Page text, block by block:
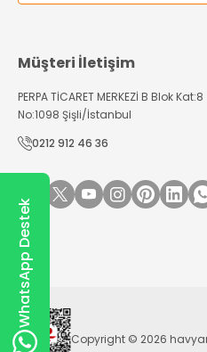
Müşteri İletişim
PERPA TİCARET MERKEZİ B Blok Kat:8
No:1098 Şişli/İstanbul
0212 912 46 36
Copyright © 2026
WhatsApp Destek